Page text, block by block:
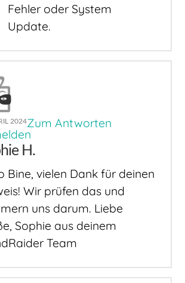
Fehler oder System
Update.
2024Zum Antworten
H.
Bine, vielen Dank für deinen
Wir prüfen das und
uns darum. Liebe
Sophie aus deinem
Team